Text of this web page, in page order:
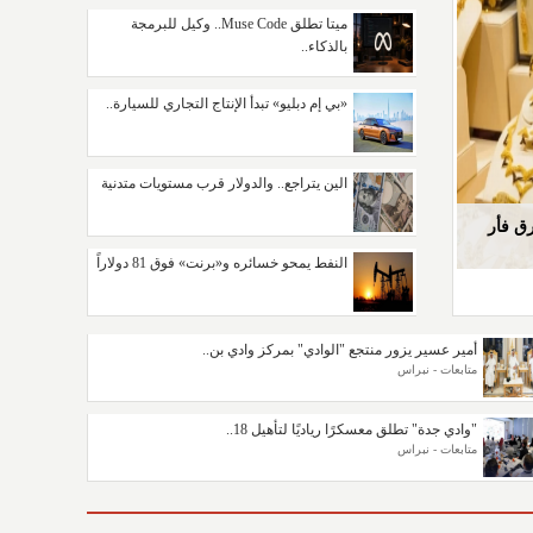
متابعات - نبراس|تحت رعاية خادم الحرمين الشريفين..
فاسو بذكرى
فأر
أمير جازان يرأس الاجتماع الأول للجنة
الاستثمار..
تقديم..
ميتا تطلق Muse Code.. وكيل للبرمجة
بالذكاء..
«بي إم دبليو» تبدأ الإنتاج التجاري للسيارة..
الين يتراجع.. والدولار قرب مستويات متدنية
النفط يمحو خسائره و«برنت» فوق 81 دولاراً
أمير عسير يزور منتجع "الوادي" بمركز وادي بن..
متابعات - نبراس
"وادي جدة" تطلق معسكرًا رياديًا لتأهيل 18..
متابعات - نبراس